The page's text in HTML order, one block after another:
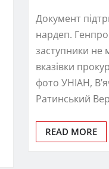
Документ
нардеп.
заступники не
вказівки
фото УНІАН,
Ратинський
READ MORE